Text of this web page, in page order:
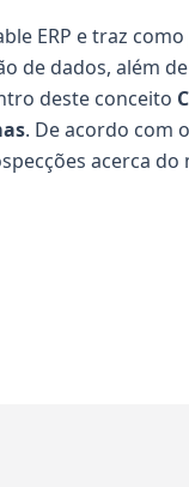
ERP e traz
de dados, além
deste conceito
. De acordo com
acerca do